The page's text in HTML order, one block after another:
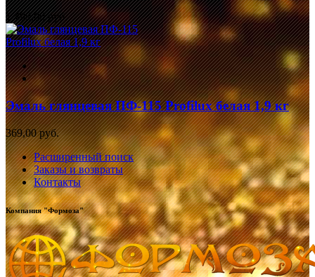
1 499,00 руб.
Эмаль глянцевая ПФ-115 Profilux белая 1,9 кг
369,00 руб.
Расширенный поиск
Заказы и возвраты
Контакты
Компания "Формоза"